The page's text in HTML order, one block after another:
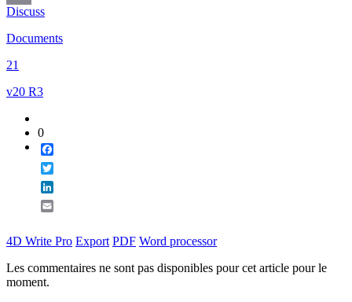
Email
Discuss
Documents
21
v20 R3
0
4D Write Pro Export PDF Word processor
Les commentaires ne sont pas disponibles pour cet article pour le
moment.